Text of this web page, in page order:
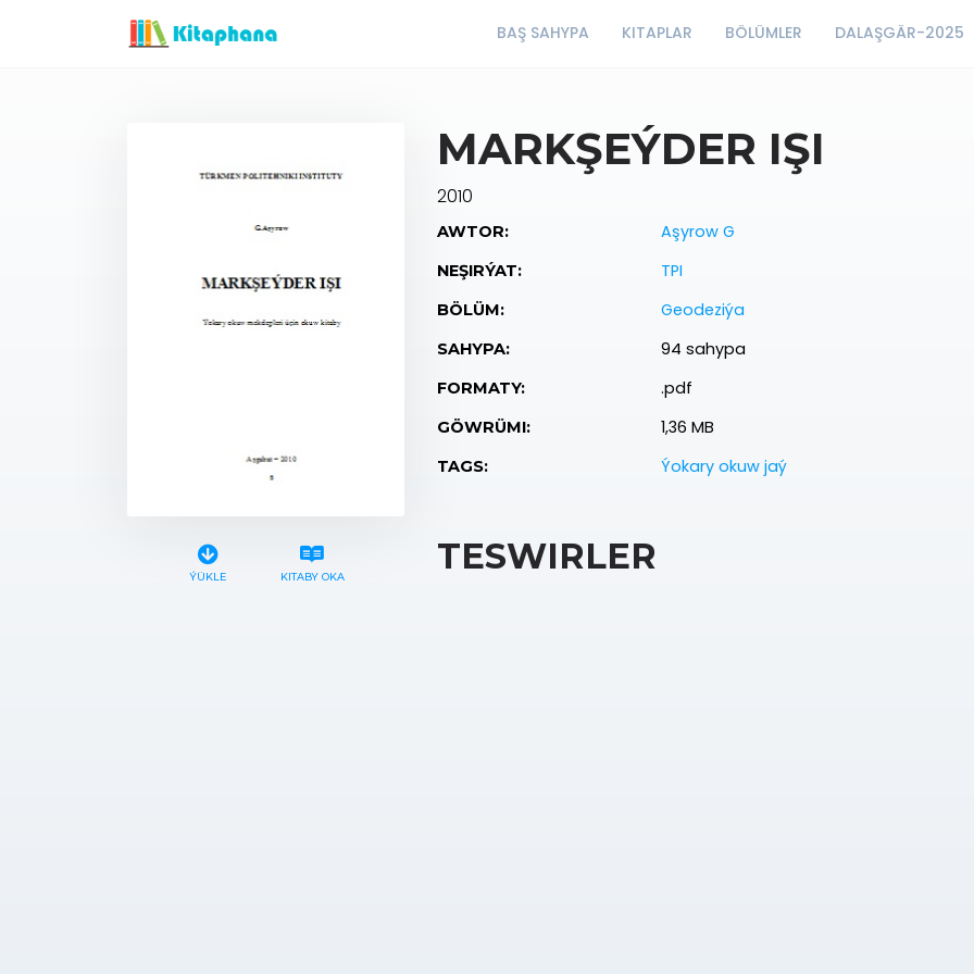
BAŞ SAHYPA KITAPLAR BÖLÜMLER DALAŞGÄR-2025
ÝÜKLE KITABY OKA
MARKŞEÝDER IŞI
2010
AWTOR: Aşyrow G
NEŞIRÝAT: TPI
BÖLÜM: Geodeziýa
SAHYPA: 94 sahypa
FORMATY: .pdf
GÖWRÜMI: 1,36 MB
TAGS: Ýokary okuw jaý
TESWIRLER